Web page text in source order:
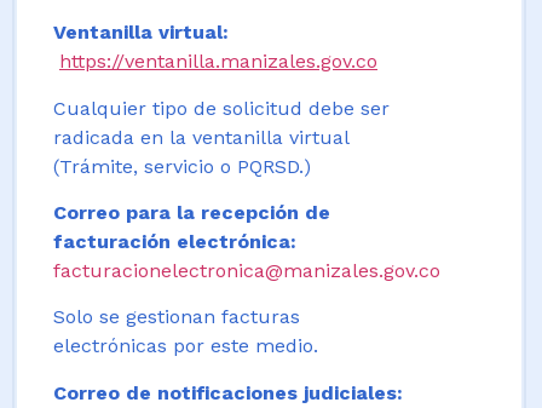
Ventanilla virtual:
https://ventanilla.manizales.gov.co
Cualquier tipo de solicitud debe ser
radicada en la ventanilla virtual
(Trámite, servicio o PQRSD.)
Correo para la recepción de
facturación electrónica:
facturacionelectronica@manizales.gov.co
Solo se gestionan facturas
electrónicas por este medio.
Correo de notificaciones judiciales: